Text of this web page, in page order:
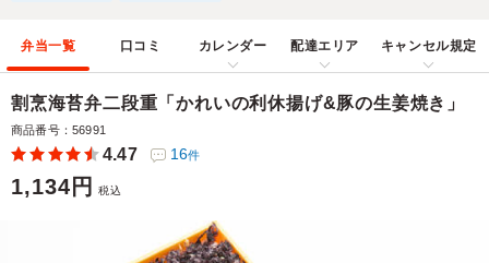
弁当一覧 口コミ カレンダー 配達エリア キャンセル規定
割烹海苔弁二段重「かれいの利休揚げ&豚の生姜焼き」
商品番号：56991
4.47 16件
1,134円 税込